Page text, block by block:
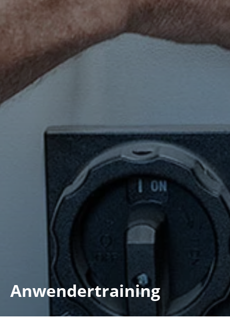
Anwendertraining